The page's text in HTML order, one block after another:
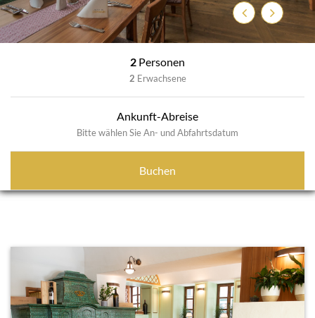
ZurückWeiter
2 Personen
2 Erwachsene
Ankunft-Abreise
Bitte wählen Sie An- und Abfahrtsdatum
Buchen